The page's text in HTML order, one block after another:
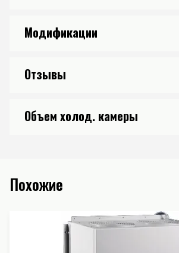
Модификации
Отзывы
Объем холод. камеры
Похожие